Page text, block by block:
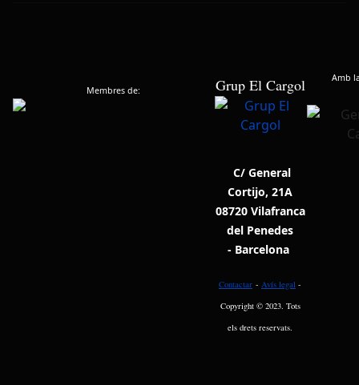
Membres de: Grup El Cargol Amb
C/ General
Cortijo, 21A
08720 Vilafranca
del Penedes
- Barcelona
Contactar - Avís legal -
Copyright © 2023. Tots
els drets reservats.